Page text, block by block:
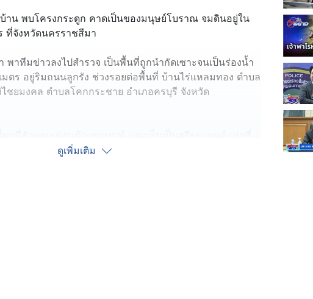
าน พบโครงกระดูก คาดเป็นของมนุษย์โบราณ จมดินอยู่ใน
ที่จังหวัดนครราชสีมา
พาทีมข่าวลงไปสำรวจ เป็นพื้นที่ถูกนำกัดเซาะจนเป็นร่องน้ำ
ตร อยู่ริมถนนลูกรัง ช่วงรอยต่อพื้นที่ บ้านไร่แหลมทอง ตำบล
ชยมงคล ตำบลโคกกระชาย อำเภอครบุรี จังหวัด
คาดว่าน่าจะเป็นช่วงขามนุษย์ ยาวขึ้นไปถึงช่วงกระดูกสัน
ดูเพิ่มเติม